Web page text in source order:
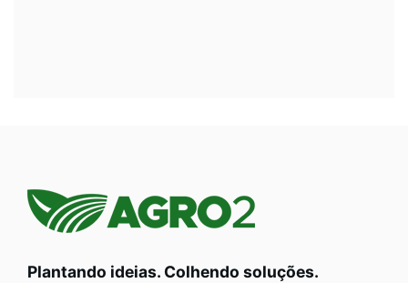
Plantando ideias. Colhendo soluções.